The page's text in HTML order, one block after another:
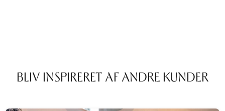
BLIV INSPIRERET AF ANDRE KUNDER